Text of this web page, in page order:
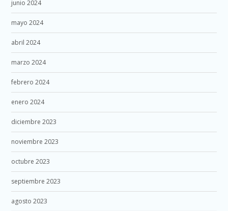
junio 2024
mayo 2024
abril 2024
marzo 2024
febrero 2024
enero 2024
diciembre 2023
noviembre 2023
octubre 2023
septiembre 2023
agosto 2023